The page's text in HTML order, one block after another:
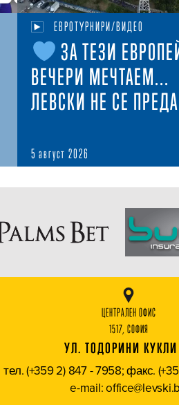
ЕВРОТУРНИРИ/ВИДЕО
ЗА ТЕЗИ
ВЕЧЕРИ МЕЧТАЕМ...
ЛЕВСКИ НЕ СЕ
5 август 2026
ЦЕНТРАЛЕН ОФИС
1517, СОФИЯ
УЛ. ТОДОРИНИ КУКЛИ
тел. (+359 2) 847 - 7958; факс.
e-mail: